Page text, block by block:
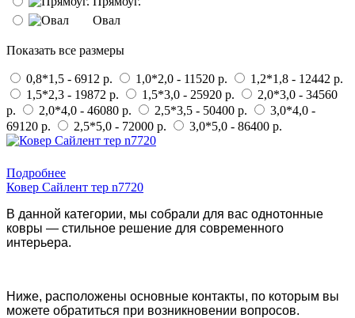
Овал
Показать все размеры
0,8*1,5 - 6912 р. 1,0*2,0 - 11520 р.
1,2*1,8 - 12442 р.
1,5*2,3 - 19872 р.
1,5*3,0 - 25920 р.
2,0*3,0 - 34560
р.
2,0*4,0 - 46080 р. 2,5*3,5 - 50400 р.
3,0*4,0 -
69120 р.
2,5*5,0 - 72000 р. 3,0*5,0 - 86400 р.
Подробнее
Ковер Сайлент тер n7720
В данной категории, мы собрали для вас однотонные
ковры — стильное решение для современного
интерьера.
Ниже, расположены основные контакты, по которым вы
можете обратиться при возникновении вопросов.